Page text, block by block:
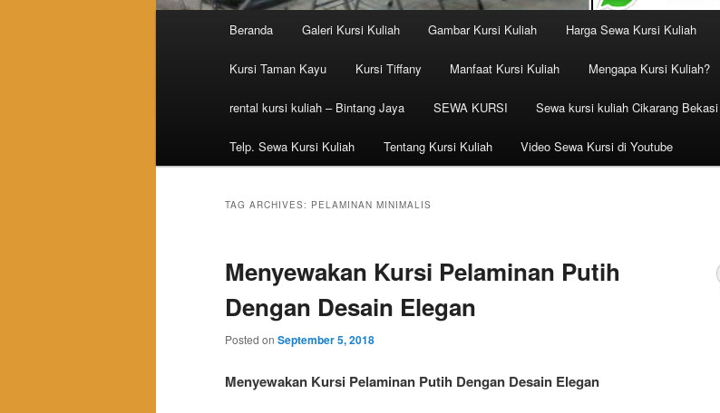
Skip to primary content
Skip to secondary content
Beranda Galeri Kursi Kuliah Gambar Kursi Kuliah Harga Sewa Kursi Kuliah
Kursi Taman Kayu Kursi Tiffany Manfaat Kursi Kuliah Mengapa Kursi Kuliah?
rental kursi kuliah – Bintang Jaya SEWA KURSI Sewa kursi kuliah Cikarang
Telp. Sewa Kursi Kuliah Tentang Kursi Kuliah Video Sewa Kursi di Youtube
TAG ARCHIVES: PELAMINAN MINIMALIS
Menyewakan Kursi Pelaminan Putih
Dengan Desain Elegan
Posted on September 5, 2018
Menyewakan Kursi Pelaminan Putih Dengan Desain Elegan